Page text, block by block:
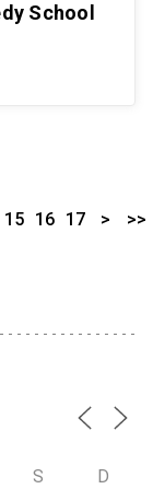
School
15 16 17 > >>
S D